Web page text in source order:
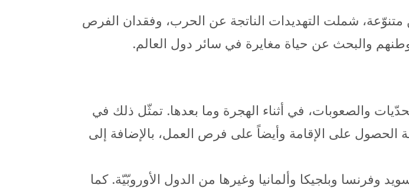
متنوّعة، شملت التهديدات الناتجة عن الحرب، وفقدان الفرص
وطنهم والبحث عن حياة مغايرة في سائر دول العالم.
وكانت غالباً مليئة بالتحدّيات والصعوبات، في أثناء الهجرة وما بعدها. تمثّل ذلك في
الحصول على الإقامة وأيضاً على فرص العمل، بالإضافة إلى
وبلجيكا وألمانيا وغيرها من الدول الأوروبّيّة. كما